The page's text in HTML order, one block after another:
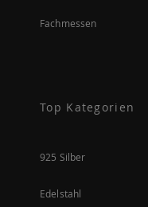
Fachmessen
Top Kategorien
925 Silber
Edelstahl